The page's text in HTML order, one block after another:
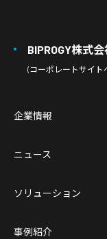
BIPROGY株式会
(コーポレートサイト
企業情報
ニュース
ソリューション
事例紹介